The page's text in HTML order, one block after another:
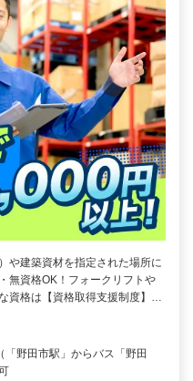
や建築資材を指定された場所に
無資格OK！フォークリフトや
資格は【資格取得支援制度】…
野田市駅」からバス「野田